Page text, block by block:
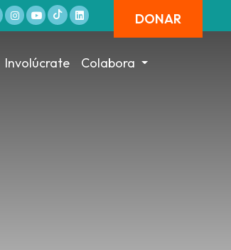
DONAR
Involúcrate Colabora